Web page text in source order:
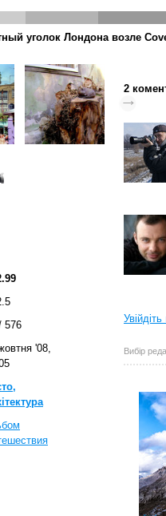
уголок Лондона возле
576
'08,
2
Вибір